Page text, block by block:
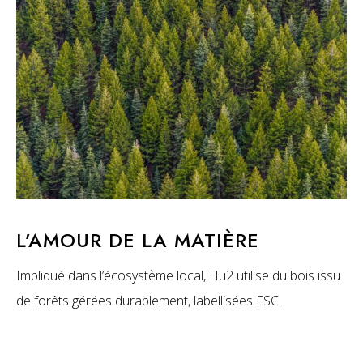
L’AMOUR DE LA MATIÈRE
Impliqué dans l’écosystème local, Hu2 utilise du bois issu
de forêts gérées durablement, labellisées FSC.